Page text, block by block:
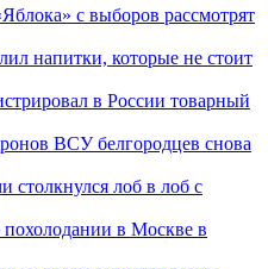
с выборов рассмотрят
напитки, которые не стоит
в России товарный
ВСУ белгородцев снова
столкнулся лоб в лоб с
в Москве в